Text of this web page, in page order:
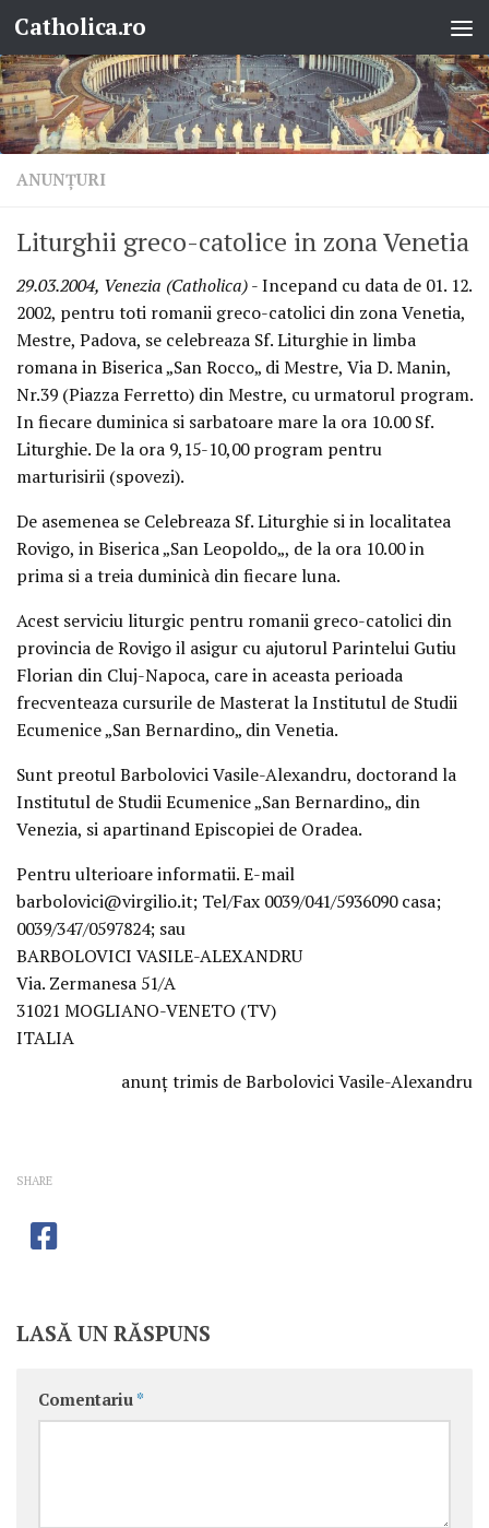
Skip to content
Catholica.ro
ANUNŢURI
Liturghii greco-catolice in zona Venetia
29.03.2004, Venezia (Catholica)- Incepand cu data de 01. 12.
2002, pentru toti romanii greco-catolici din zona Venetia,
Mestre, Padova, se celebreaza Sf. Liturghie in limba
romana in Biserica „San Rocco„ di Mestre, Via D. Manin,
Nr.39 (Piazza Ferretto) din Mestre, cu urmatorul program.
In fiecare duminica si sarbatoare mare la ora 10.00 Sf.
Liturghie. De la ora 9,15-10,00 program pentru
marturisirii (spovezi).
De asemenea se Celebreaza Sf. Liturghie si in localitatea
Rovigo, in Biserica „San Leopoldo„, de la ora 10.00 in
prima si a treia duminicà din fiecare luna.
Acest serviciu liturgic pentru romanii greco-catolici din
provincia de Rovigo il asigur cu ajutorul Parintelui Gutiu
Florian din Cluj-Napoca, care in aceasta perioada
frecventeaza cursurile de Masterat la Institutul de Studii
Ecumenice „San Bernardino„ din Venetia.
Sunt preotul Barbolovici Vasile-Alexandru, doctorand la
Institutul de Studii Ecumenice „San Bernardino„ din
Venezia, si apartinand Episcopiei de Oradea.
Pentru ulterioare informatii. E-mail
barbolovici@virgilio.it; Tel/Fax 0039/041/5936090 casa;
0039/347/0597824; sau
BARBOLOVICI VASILE-ALEXANDRU
Via. Zermanesa 51/A
31021 MOGLIANO-VENETO (TV)
ITALIA
anunţ trimis de Barbolovici Vasile-Alexandru
SHARE
LASĂ UN RĂSPUNS
Comentariu *